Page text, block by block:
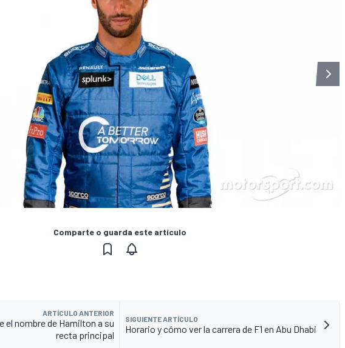
Comparte o guarda este artículo
ARTÍCULO ANTERIOR
el nombre de Hamilton a su
recta principal
SIGUIENTE ARTÍCULO
Horario y cómo ver la carrera de F1 en Abu Dhabi